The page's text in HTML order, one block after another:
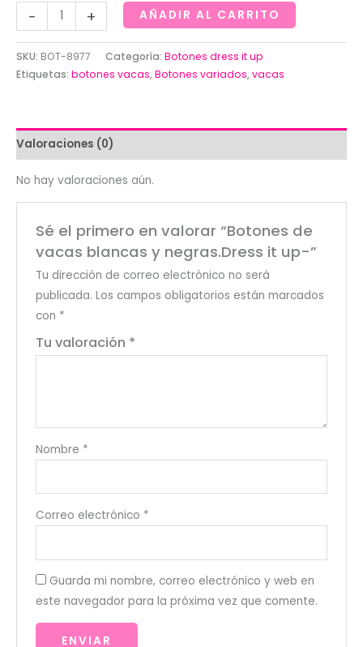
-
Botones
de
vacas
blancas
it
cantidad
+ AÑADIR AL CARRITO
SKU: BOT-8977 Categoría: Botones dress it up
Etiquetas: botones vacas,Botones variados,vacas
Valoraciones (0)
No hay valoraciones aún.
Sé el primero en valorar “Botones de
vacas blancas y negras.Dress it up-”
Tu dirección de correo electrónico no será
publicada. Los campos obligatorios están marcados
con *
Tu valoración *
Nombre *
Correo electrónico *
Guarda mi nombre, correo electrónico y web en
este navegador para la próxima vez que comente.